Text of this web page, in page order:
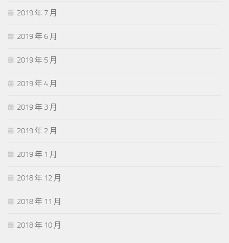
2019 年 7 月
2019 年 6 月
2019 年 5 月
2019 年 4 月
2019 年 3 月
2019 年 2 月
2019 年 1 月
2018 年 12 月
2018 年 11 月
2018 年 10 月